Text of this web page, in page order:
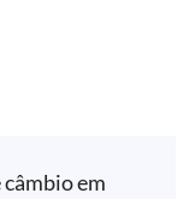
câmbio em